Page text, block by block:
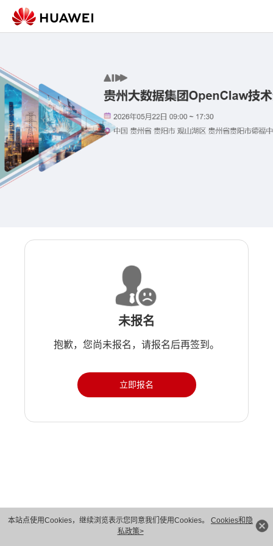
本站点使用Cookies，继续浏览表示您同意我们使用Cookies。 Cookies和隐
私政策>
未报名
抱歉，您尚未报名，请报名后再签到。
立即报名
版权所有 © 华为技术有限公司 1998-2026。 保留一切权利。粤A2-20044005号
隐私保护
法律声明